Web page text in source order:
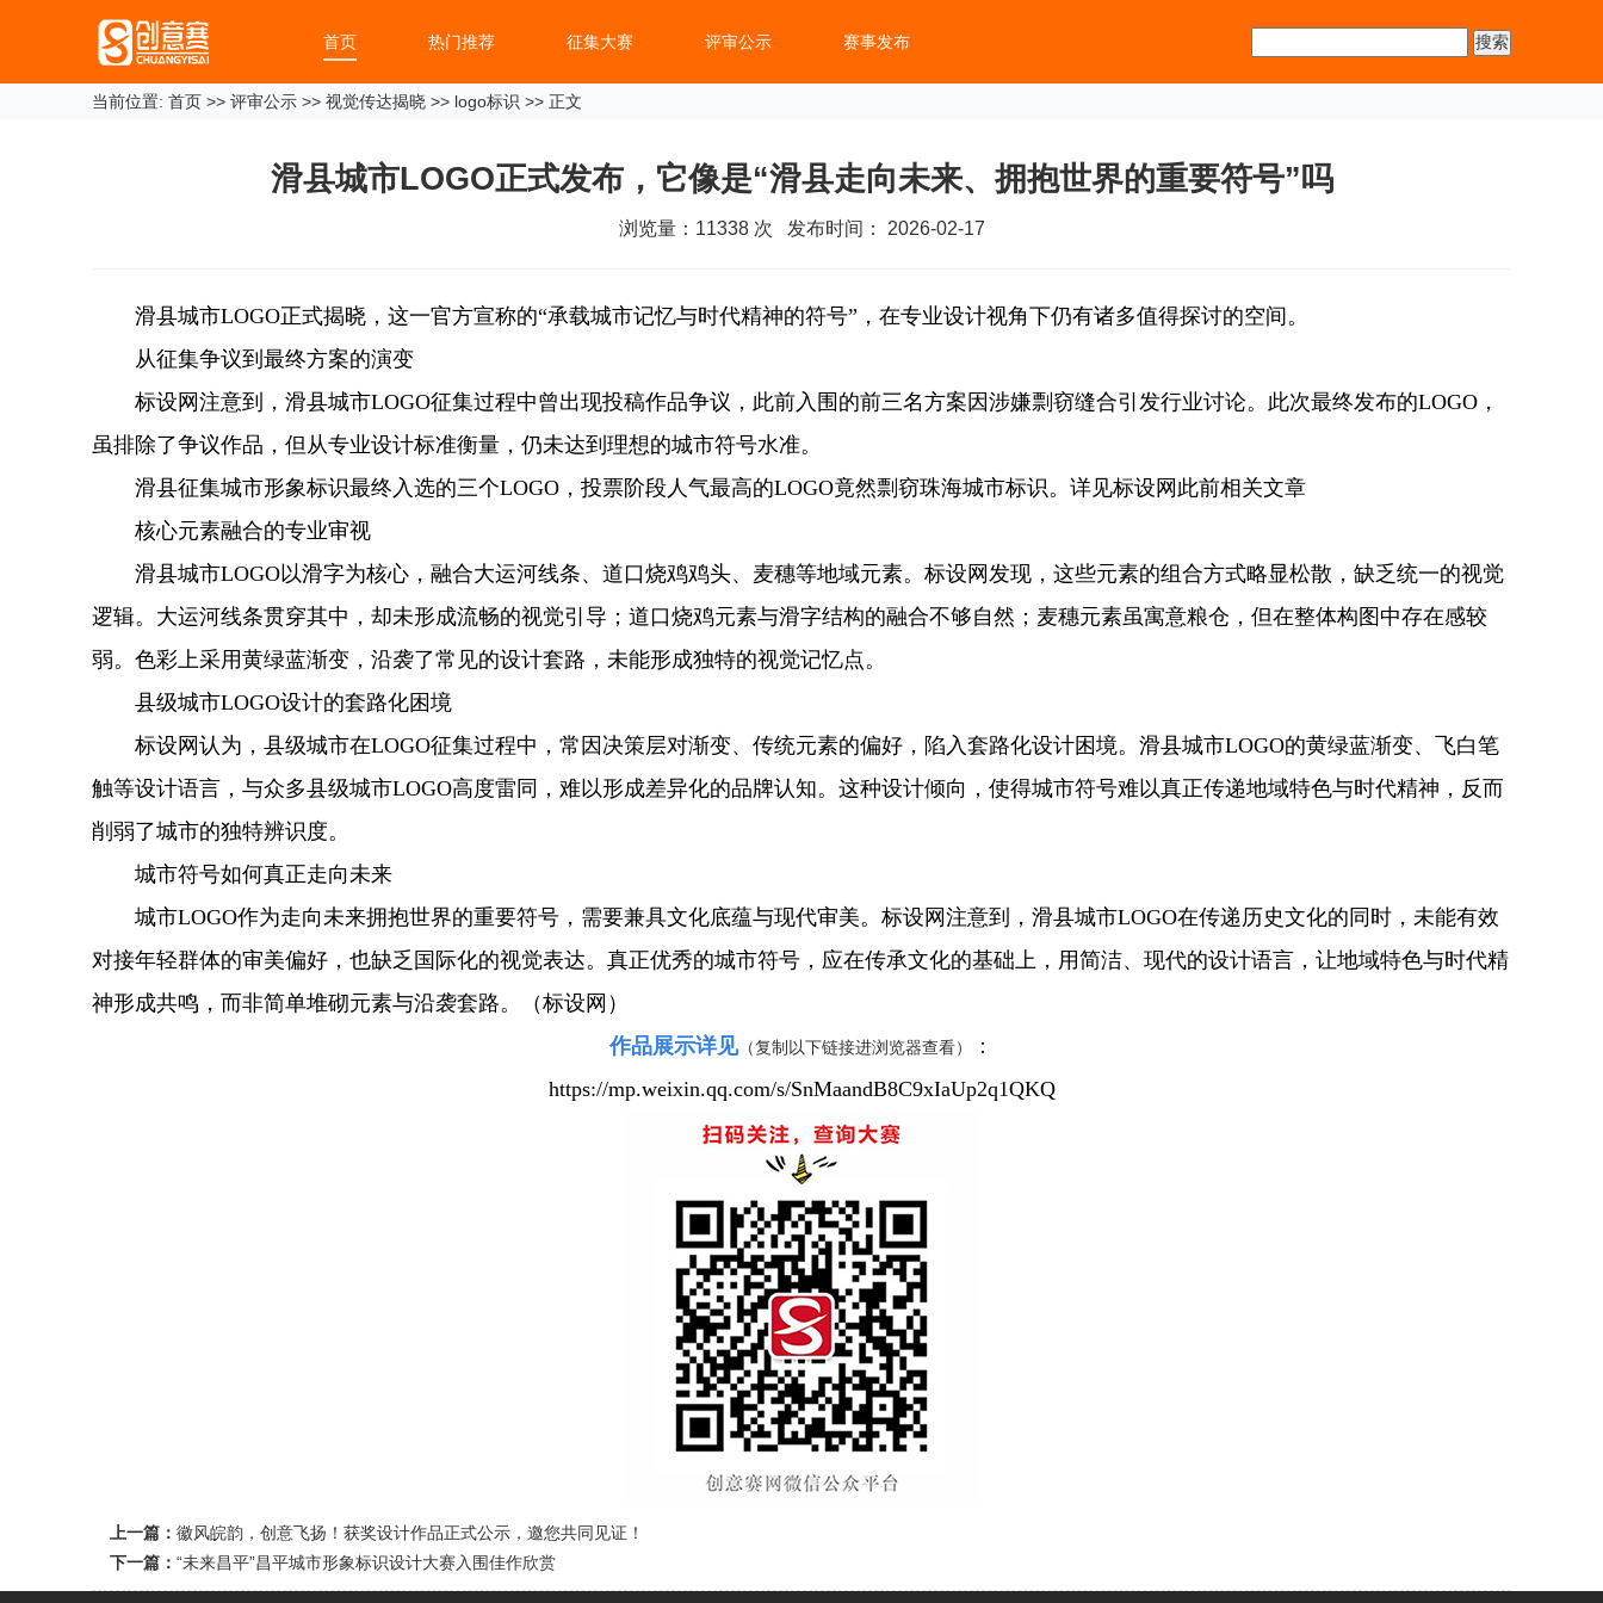
首页 热门推荐 征集大赛 评审公示 赛事发布
当前位置: 首页 >> 评审公示 >> 视觉传达揭晓 >> logo标识 >> 正文
滑县城市LOGO正式发布，它像是“滑县走向未来、拥抱世界的重要符号”吗
浏览量： 11338次 发布时间： 2026-02-17
滑县城市LOGO正式揭晓，这一官方宣称的“承载城市记忆与时代精神的符号”，在专业设计视角下仍有诸多值得探讨的空间。
从征集争议到最终方案的演变
标设网注意到，滑县城市LOGO征集过程中曾出现投稿作品争议，此前入围的前三名方案因涉嫌剽窃缝合引发行业讨论。此次最终发布的LOGO，
虽排除了争议作品，但从专业设计标准衡量，仍未达到理想的城市符号水准。
滑县征集城市形象标识最终入选的三个LOGO，投票阶段人气最高的LOGO竟然剽窃珠海城市标识。详见标设网此前相关文章
核心元素融合的专业审视
滑县城市LOGO以滑字为核心，融合大运河线条、道口烧鸡鸡头、麦穗等地域元素。标设网发现，这些元素的组合方式略显松散，缺乏统一的视觉
逻辑。大运河线条贯穿其中，却未形成流畅的视觉引导；道口烧鸡元素与滑字结构的融合不够自然；麦穗元素虽寓意粮仓，但在整体构图中存在感较
弱。色彩上采用黄绿蓝渐变，沿袭了常见的设计套路，未能形成独特的视觉记忆点。
县级城市LOGO设计的套路化困境
标设网认为，县级城市在LOGO征集过程中，常因决策层对渐变、传统元素的偏好，陷入套路化设计困境。滑县城市LOGO的黄绿蓝渐变、飞白笔
触等设计语言，与众多县级城市LOGO高度雷同，难以形成差异化的品牌认知。这种设计倾向，使得城市符号难以真正传递地域特色与时代精神，反而
削弱了城市的独特辨识度。
城市符号如何真正走向未来
城市LOGO作为走向未来拥抱世界的重要符号，需要兼具文化底蕴与现代审美。标设网注意到，滑县城市LOGO在传递历史文化的同时，未能有效
对接年轻群体的审美偏好，也缺乏国际化的视觉表达。真正优秀的城市符号，应在传承文化的基础上，用简洁、现代的设计语言，让地域特色与时代精
神形成共鸣，而非简单堆砌元素与沿袭套路。（标设网）
作品展示详见 （复制以下链接进浏览器查看）
：
https://mp.weixin.qq.com/s/SnMaandB8C9xIaUp2q1QKQ
上一篇： 徽风皖韵，创意飞扬！获奖设计作品正式公示，邀您共同见证！
下一篇： “未来昌平”昌平城市形象标识设计大赛入围佳作欣赏